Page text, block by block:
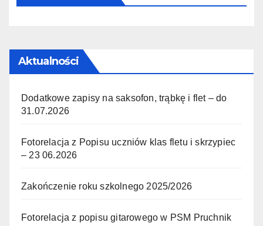
Aktualności
Dodatkowe zapisy na saksofon, trąbkę i flet – do
31.07.2026
Fotorelacja z Popisu uczniów klas fletu i skrzypiec
– 23 06.2026
Zakończenie roku szkolnego 2025/2026
Fotorelacja z popisu gitarowego w PSM Pruchnik